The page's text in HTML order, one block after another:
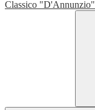
Classico "D'Annunzio"